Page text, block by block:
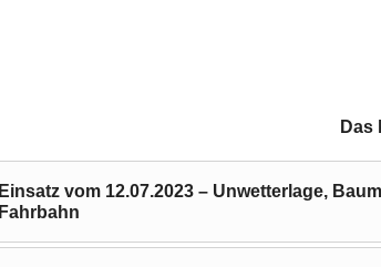
Das
Einsatz vom 12.07.2023 – Unwetterlage,
Fahrbahn